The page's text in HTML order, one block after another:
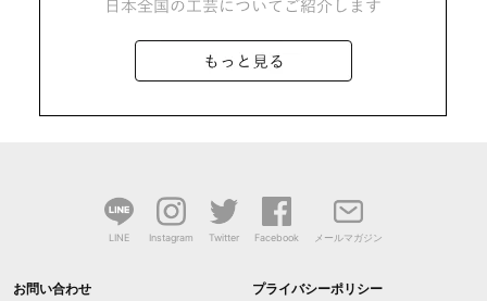
LINE Instagram Twitter Facebook メールマガジン
お問い合わせ プライバシーポリシー